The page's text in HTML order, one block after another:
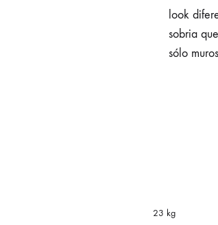
look
sobria
sólo
23 kg